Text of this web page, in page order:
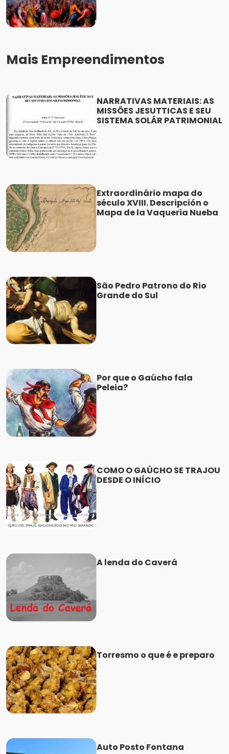
Mais Empreendimentos
NARRATIVAS MATERIAIS: AS
MISSÕES JESUTTICAS E SEU
SISTEMA SOLÁR PATRIMONIAL
Extraordinário mapa do
século XVIII. Descripción o
Mapa de la Vaqueria Nueba
São Pedro Patrono do Rio
Grande do Sul
Por que o Gaúcho fala
Peleia?
COMO O GAÚCHO SE TRAJOU
DESDE O INÍCIO
A lenda do Caverá
Torresmo o que é e preparo
Auto Posto Fontana